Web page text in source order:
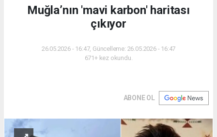
Muğla’nın 'mavi karbon' haritası
çıkıyor
26.05.2026 - 16:47, Güncelleme: 26.05.2026 - 16:47
671+ kez okundu.
ABONE OL